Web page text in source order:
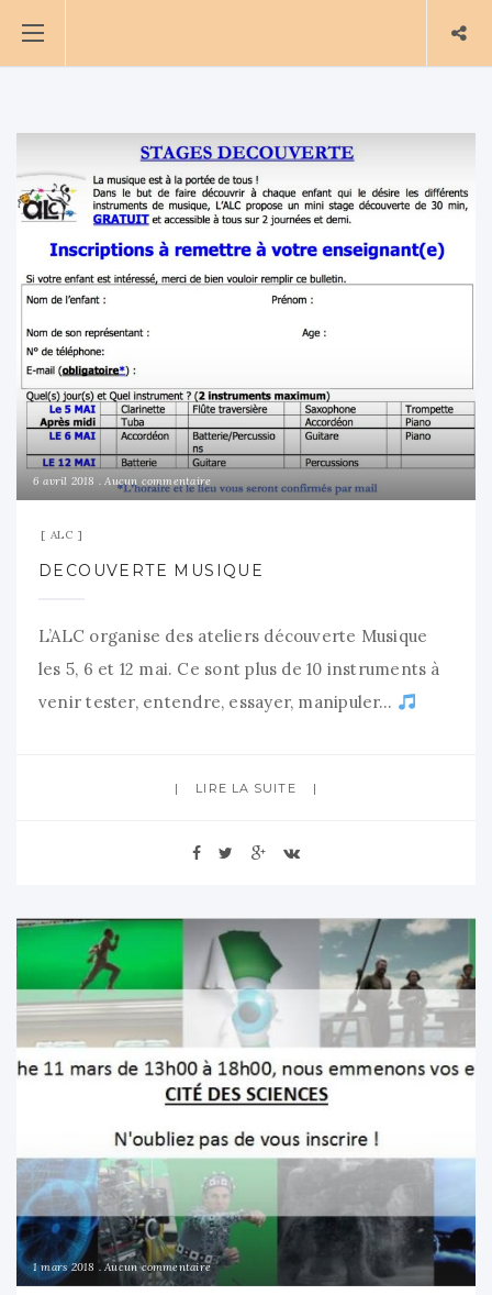
6 avril 2018 Aucun commentaire
ALC
DECOUVERTE MUSIQUE
L’ALC organise des ateliers découverte Musique
les 5, 6 et 12 mai. Ce sont plus de 10 instruments à
venir tester, entendre, essayer, manipuler…
C’est l’occasion de souffler, taper, pianoter,
LIRE LA SUITE
1 mars 2018 Aucun commentaire